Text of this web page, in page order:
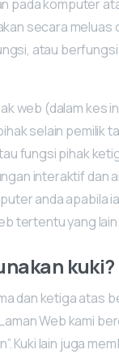
pada komputer
secara
atau
web (dalam kes
selain pemilik
fungsi pihak
interaktif dan
anda apabila
tertentu yang
kuki?
dan ketiga atas
Web kami
Kuki lain juga